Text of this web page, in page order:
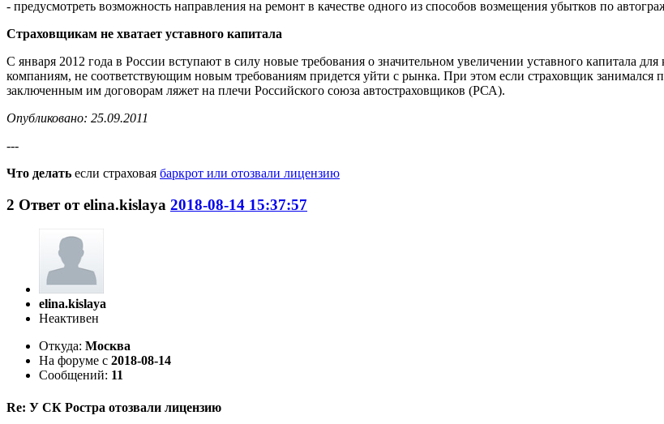
- предусмотреть возможность направления на ремонт в качестве одного из способов возмещения убытков по
Страховщикам не хватает уставного капитала
С января 2012 года в России вступают в силу новые требования о значительном увеличении уставного капитала
компаниям, не соответствующим новым требованиям придется уйти с рынка. При этом если страховщик
заключенным им договорам ляжет на плечи Российского союза автостраховщиков (РСА).
Опубликовано: 25.09.2011
---
Что делать если страховая баркрот или отозвали лицензию
2 Ответ отelina.kislaya 2018-08-14 15:37:57
elina.kislaya
Неактивен
Откуда: Москва
На форуме с 2018-08-14
Сообщений: 11
Re: У СК Ростра отозвали лицензию